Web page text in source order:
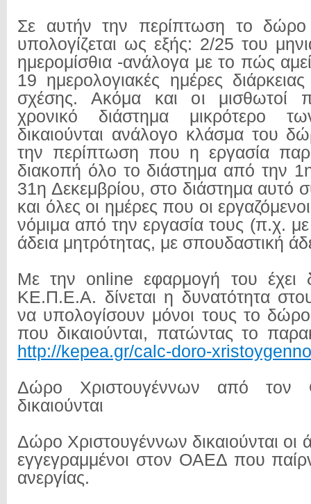
Σε αυτήν την περίπτωση το δώρο
υπολογίζεται ως εξής: 2/25 του
ημερομίσθια -ανάλογα με το πώς
19 ημερολογιακές ημέρες
σχέσης. Ακόμα και οι μισθωτοί
χρονικό διάστημα μικρότερο
δικαιούνται ανάλογο κλάσμα του
την περίπτωση που η εργασία
διακοπή όλο το διάστημα από την
31η Δεκεμβρίου, στο διάστημα αυτό
και όλες οι ημέρες που οι
νόμιμα από την εργασία τους (π.χ. με
άδεια μητρότητας, με σπουδαστική
Με την online εφαρμογή του έχει
ΚΕ.Π.Ε.Α. δίνεται η δυνατότητα
να υπολογίσουν μόνοι τους το
που δικαιούνται, πατώντας το
http://kepea.gr/calc-doro-
Δώρο Χριστουγέννων από
δικαιούνται
Δώρο Χριστουγέννων δικαιούνται οι
εγγεγραμμένοι στον ΟΑΕΔ που
ανεργίας.